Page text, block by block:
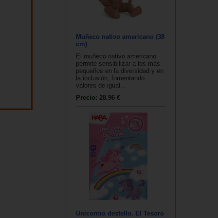
Muñeco nativo americano (38
cm)
El muñeco nativo americano
permite sensibilizar a los más
pequeños en la diversidad y en
la inclusión, fomentando
valores de igual...
Precio: 28.96 €
Unicornio destello. El Tesoro